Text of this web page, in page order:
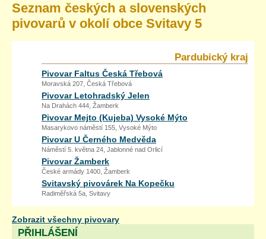
Seznam českých a slovenských
pivovarů v okolí obce Svitavy 5
Pardubický kraj
Pivovar Faltus Česká Třebová
Moravská 207, Česká Třebová
Pivovar Letohradský Jelen
Na Drahách 444, Žamberk
Pivovar Mejto (Kujeba) Vysoké Mýto
Masarykovo náměstí 155, Vysoké Mýto
Pivovar U Černého Medvěda
Náměstí 5. května 24, Jablonné nad Orlicí
Pivovar Žamberk
České armády 1400, Žamberk
Svitavský pivovárek Na Kopečku
Radiměřská 5a, Svitavy
Zobrazit všechny pivovary
PŘIHLÁŠENÍ